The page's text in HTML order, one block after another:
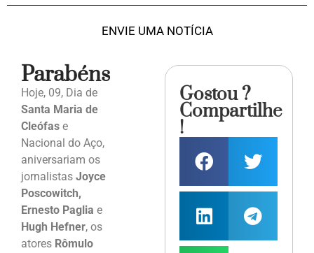
ENVIE UMA NOTÍCIA
Parabéns
Hoje, 09, Dia de
Santa Maria de
Cleófas e
Nacional do Aço,
aniversariam os
jornalistas Joyce
Poscowitch,
Ernesto Paglia e
Hugh Hefner, os
atores Rômulo
Gostou ?
Compartilhe
!